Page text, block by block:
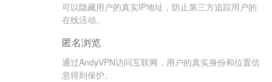
可以隐藏用户的真实IP地址，防止第三方追踪用户的
在线活动。
匿名浏览
通过AndyVPN访问互联网，用户的真实身份和位置信
息得到保护。